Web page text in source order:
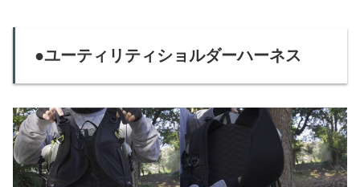
●ユーティリティショルダーハーネス